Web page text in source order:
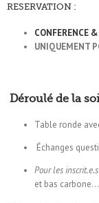
RESERVATION :
CONFERENCE
UNIQUEMENT
Déroulé de la
Table ronde
Échanges
Pour les
et bas